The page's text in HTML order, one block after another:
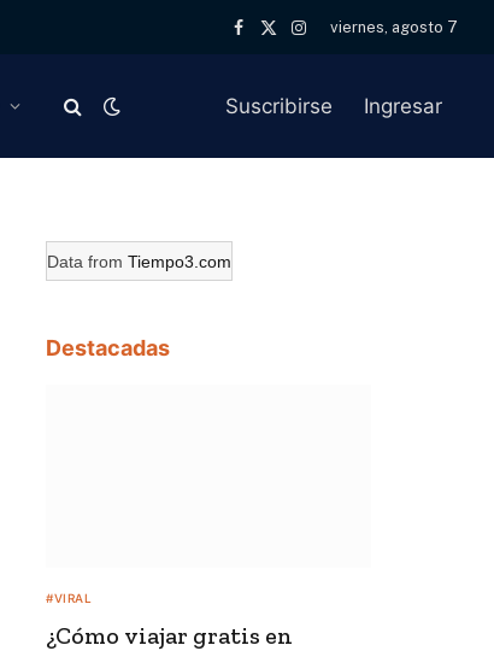
Facebook
X
Instagram
viernes, agosto 7
Suscribirse Ingresar
Data from Tiempo3.com
Destacadas
#VIRAL
¿Cómo viajar gratis en